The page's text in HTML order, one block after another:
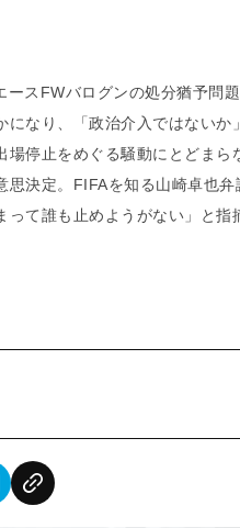
ースFWバログンの処分猶予問
になり、「政治介入ではない
停止をめぐる騒動にとどまら
思決定。FIFAを知る山崎卓也
って誰も止めようがない」と